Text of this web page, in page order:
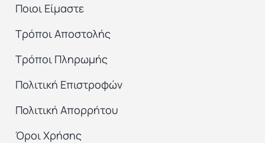
Ποιοι Είμαστε
Τρόποι Αποστολής
Τρόποι Πληρωμής
Πολιτική Επιστροφών
Πολιτική Απορρήτου
Όροι Χρήσης